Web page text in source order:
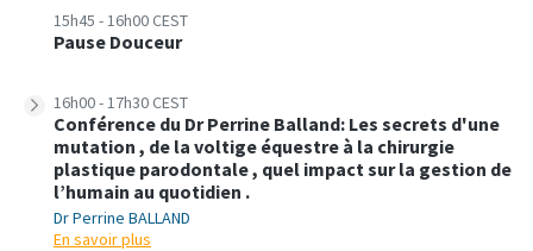
15h45 - 16h00 CEST
Pause Douceur
16h00 - 17h30 CEST
Conférence du Dr Perrine Balland: Les secrets d'une
mutation , de la voltige équestre à la chirurgie
plastique parodontale , quel impact sur la gestion de
l’humain au quotidien .
Dr Perrine BALLAND
En savoir plus